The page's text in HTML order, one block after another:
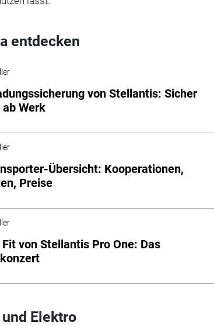
entdecken
von Stellantis: Sicher
Werk
Übersicht: Kooperationen,
Preise
von Stellantis Pro One: Das
Elektro